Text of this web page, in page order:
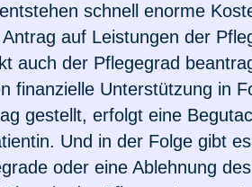
Einzelzimmer im
Krankenhaus
Rooming-In
Zusatzversicherung
Leben & arbeiten in
Schweiz
Auswandern in die
Niederlande
KFZ-Versicherung
Fieber beim Pferd
Zahnbehandlung
Pferdesprache
Wertgegenstände &
Zur
schnell enorme
auf Leistungen der
auch der Pflegegrad
finanzielle Unterstützung in
gestellt, erfolgt eine
Und in der Folge gibt
oder eine Ablehnung